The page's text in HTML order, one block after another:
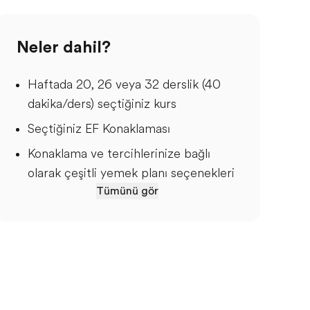
Neler dahil?
Haftada 20, 26 veya 32 derslik (40
dakika/ders) seçtiğiniz kurs
Seçtiğiniz EF Konaklaması
Konaklama ve tercihlerinize bağlı
olarak çeşitli yemek planı seçenekleri
Tümünü gör